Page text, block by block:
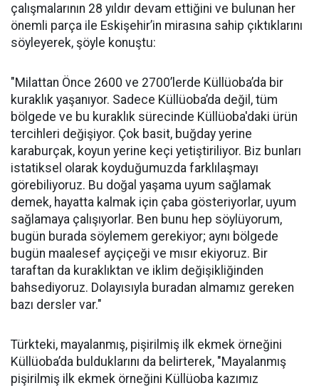
çalışmalarının 28 yıldır devam ettiğini ve bulunan her
önemli parça ile Eskişehir’in mirasına sahip çıktıklarını
söyleyerek, şöyle konuştu:
"Milattan Önce 2600 ve 2700’lerde Küllüoba’da bir
kuraklık yaşanıyor. Sadece Küllüoba’da değil, tüm
bölgede ve bu kuraklık sürecinde Küllüoba'daki ürün
tercihleri değişiyor. Çok basit, buğday yerine
karaburçak, koyun yerine keçi yetiştiriliyor. Biz bunları
istatiksel olarak koyduğumuzda farklılaşmayı
görebiliyoruz. Bu doğal yaşama uyum sağlamak
demek, hayatta kalmak için çaba gösteriyorlar, uyum
sağlamaya çalışıyorlar. Ben bunu hep söylüyorum,
bugün burada söylemem gerekiyor; aynı bölgede
bugün maalesef ayçiçeği ve mısır ekiyoruz. Bir
taraftan da kuraklıktan ve iklim değişikliğinden
bahsediyoruz. Dolayısıyla buradan almamız gereken
bazı dersler var."
Türkteki, mayalanmış, pişirilmiş ilk ekmek örneğini
Küllüoba’da bulduklarını da belirterek, "Mayalanmış
pişirilmiş ilk ekmek örneğini Küllüoba kazımız